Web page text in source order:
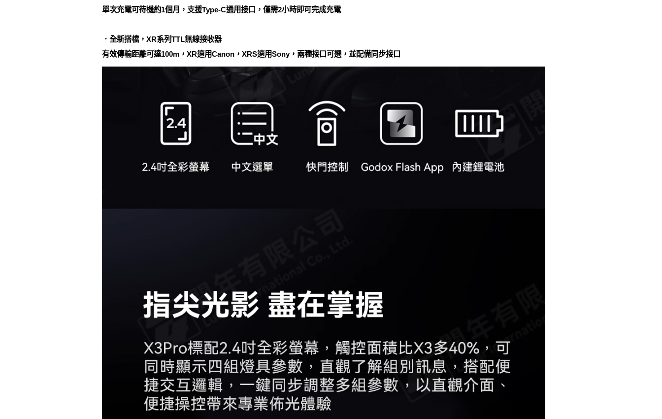
單次充電可待機約1個月，支援Type-C通用接口，僅需2小時即可完成充電
．全新搭檔，XR系列TTL無線接收器
有效傳輸距離可達100m，XR適用Canon，XRS適用Sony，兩種接口可選，並配備同步接口